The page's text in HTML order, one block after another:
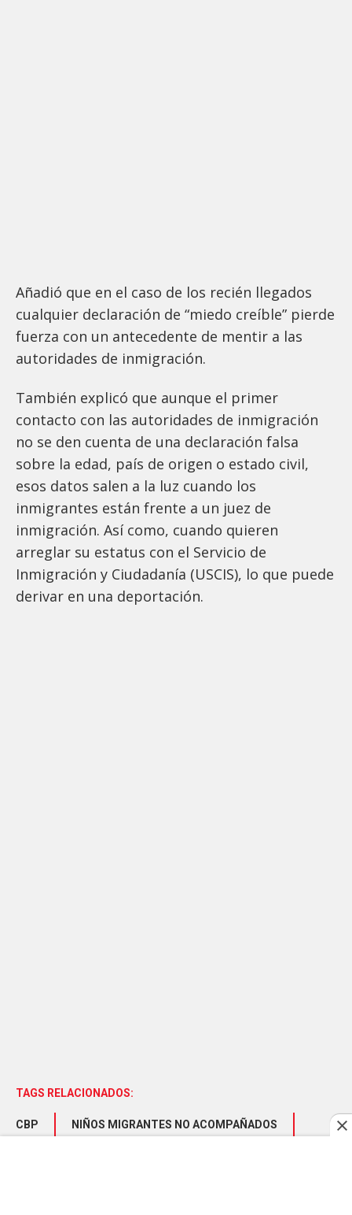
Añadió que en el caso de los recién llegados
cualquier declaración de “miedo creíble” pierde
fuerza con un antecedente de mentir a las
autoridades de inmigración.
También explicó que aunque el primer
contacto con las autoridades de inmigración
no se den cuenta de una declaración falsa
sobre la edad, país de origen o estado civil,
esos datos salen a la luz cuando los
inmigrantes están frente a un juez de
inmigración. Así como, cuando quieren
arreglar su estatus con el Servicio de
Inmigración y Ciudadanía (USCIS), lo que puede
derivar en una deportación.
TAGS RELACIONADOS:
CBP
NIÑOS MIGRANTES NO ACOMPAÑADOS